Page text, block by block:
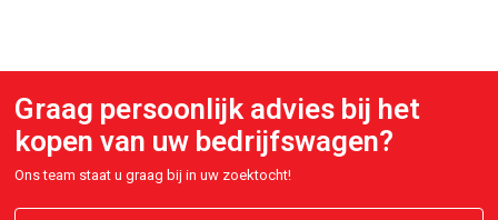
Graag persoonlijk advies bij het
kopen van uw bedrijfswagen?
Ons team staat u graag bij in uw zoektocht!